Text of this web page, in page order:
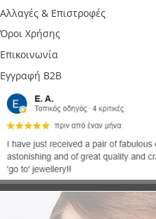
Αλλαγές & Επιστροφές
Όροι Χρήσης
Επικοινωνία
Εγγραφή B2B